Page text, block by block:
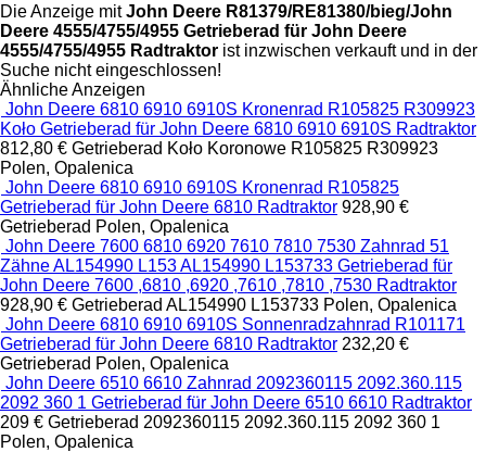
Die Anzeige mitJohn Deere R81379/RE81380/bieg/John
Deere 4555/4755/4955 Getrieberad für John Deere
4555/4755/4955 Radtraktor ist inzwischen verkauft und in der
Suche nicht eingeschlossen!
Ähnliche Anzeigen
John Deere 6810 6910 6910S Kronenrad R105825 R309923
Koło Getrieberad für John Deere 6810 6910 6910S Radtraktor
812,80 € Getrieberad Koło Koronowe R105825 R309923
Polen, Opalenica
John Deere 6810 6910 6910S Kronenrad R105825
Getrieberad für John Deere 6810 Radtraktor 928,90 €
Getrieberad Polen, Opalenica
John Deere 7600 6810 6920 7610 7810 7530 Zahnrad 51
Zähne AL154990 L153 AL154990 L153733 Getrieberad für
John Deere 7600 ,6810 ,6920 ,7610 ,7810 ,7530 Radtraktor
928,90 € Getrieberad AL154990 L153733 Polen, Opalenica
John Deere 6810 6910 6910S Sonnenradzahnrad R101171
Getrieberad für John Deere 6810 Radtraktor 232,20 €
Getrieberad Polen, Opalenica
John Deere 6510 6610 Zahnrad 2092360115 2092.360.115
2092 360 1 Getrieberad für John Deere 6510 6610 Radtraktor
209 € Getrieberad 2092360115 2092.360.115 2092 360 1
Polen, Opalenica